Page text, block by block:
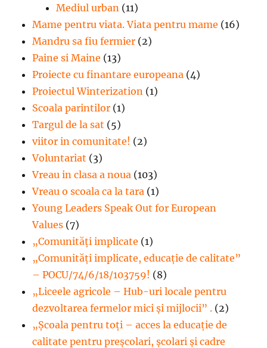
Mediul urban (11)
Mame pentru viata. Viata pentru mame (16)
Mandru sa fiu fermier (2)
Paine si Maine (13)
Proiecte cu finantare europeana (4)
Proiectul Winterization (1)
Scoala parintilor (1)
Targul de la sat (5)
viitor in comunitate! (2)
Voluntariat (3)
Vreau in clasa a noua (103)
Vreau o scoala ca la tara (1)
Young Leaders Speak Out for European
Values (7)
„Comunități implicate (1)
„Comunități implicate, educație de calitate”
– POCU/74/6/18/103759! (8)
„Liceele agricole – Hub-uri locale pentru
dezvoltarea fermelor mici şi mijlocii” . (2)
„Școala pentru toți – acces la educație de
calitate pentru preșcolari, școlari și cadre